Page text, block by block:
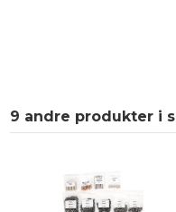
9 andre produkter i